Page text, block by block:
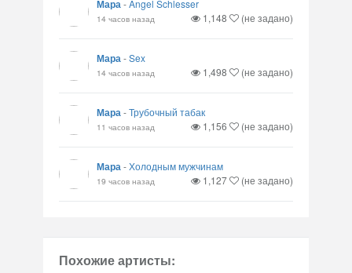
Мара-Angel Schlesser
14 часов назад 1,148 (не задано)
Мара-Sex
14 часов назад 1,498 (не задано)
Мара-Трубочный табак
11 часов назад 1,156 (не задано)
Мара-Холодным мужчинам
19 часов назад 1,127 (не задано)
Похожие артисты: